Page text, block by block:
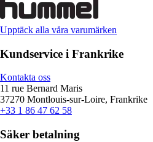
Upptäck alla våra varumärken
Kundservice i Frankrike
Kontakta oss
11 rue Bernard Maris
37270 Montlouis-sur-Loire, Frankrike
+33 1 86 47 62 58
Säker betalning